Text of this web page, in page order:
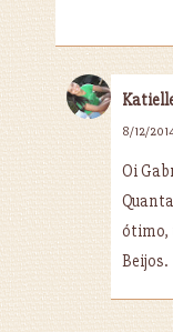
8/12/
Oi
ótimo,
Beijos.